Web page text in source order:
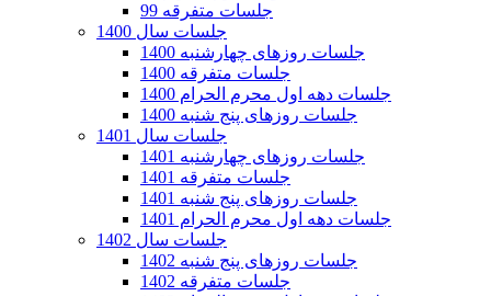
جلسات متفرقه 99
جلسات سال 1400
جلسات روزهای چهارشنبه 1400
جلسات متفرقه 1400
جلسات دهه اول محرم الحرام 1400
جلسات روزهای پنج شنبه 1400
جلسات سال 1401
جلسات روزهای چهارشنبه 1401
جلسات متفرقه 1401
جلسات روزهای پنج شنبه 1401
جلسات دهه اول محرم الحرام 1401
جلسات سال 1402
جلسات روزهای پنج شنبه 1402
جلسات متفرقه 1402